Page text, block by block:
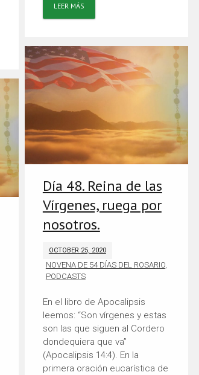
LEER MÁS
Día 48. Reina de las
Vírgenes, ruega por
nosotros.
OCTOBER 25, 2020
NOVENA DE 54 DÍAS DEL ROSARIO,
PODCASTS
En el libro de Apocalipsis
leemos: “Son vírgenes y estas
son las que siguen al Cordero
dondequiera que va”
(Apocalipsis 14:4). En la
primera oración eucarística de